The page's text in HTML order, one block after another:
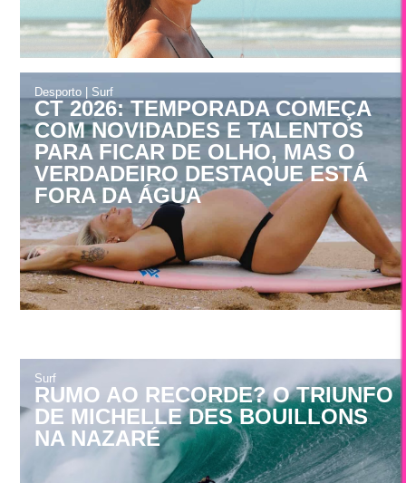
Desporto Surf
CT 2026: TEMPORADA COMEÇA
COM NOVIDADES E TALENTOS
PARA FICAR DE OLHO, MAS O
VERDADEIRO DESTAQUE ESTÁ
FORA DA ÁGUA
Surf
RUMO AO RECORDE? O TRIUNFO
DE MICHELLE DES BOUILLONS
NA NAZARÉ